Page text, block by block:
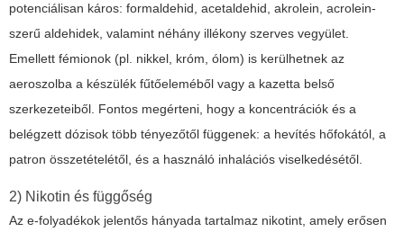
potenciálisan káros: formaldehid, acetaldehid, akrolein, acrolein-
szerű aldehidek, valamint néhány illékony szerves vegyület.
Emellett fémionok (pl. nikkel, króm, ólom) is kerülhetnek az
aeroszolba a készülék fűtőeleméből vagy a kazetta belső
szerkezeteiből. Fontos megérteni, hogy a koncentrációk és a
belégzett dózisok több tényezőtől függenek: a hevítés hőfokától, a
patron összetételétől, és a használó inhalációs viselkedésétől.
2) Nikotin és függőség
Az e-folyadékok jelentős hányada tartalmaz nikotint, amely erősen